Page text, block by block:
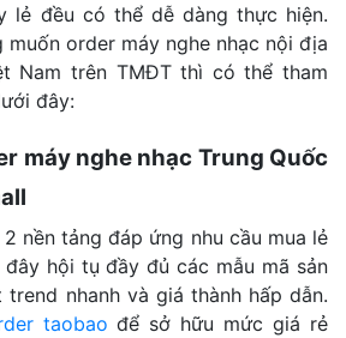
lẻ đều có thể dễ dàng thực hiện.
muốn order máy nghe nhạc nội địa
Nam trên TMĐT thì có thể tham
đây:
máy nghe nhạc Trung Quốc
nền tảng đáp ứng nhu cầu mua lẻ
hội tụ đầy đủ các mẫu mã sản
nhanh và giá thành hấp dẫn.
taobao để sở hữu mức giá rẻ